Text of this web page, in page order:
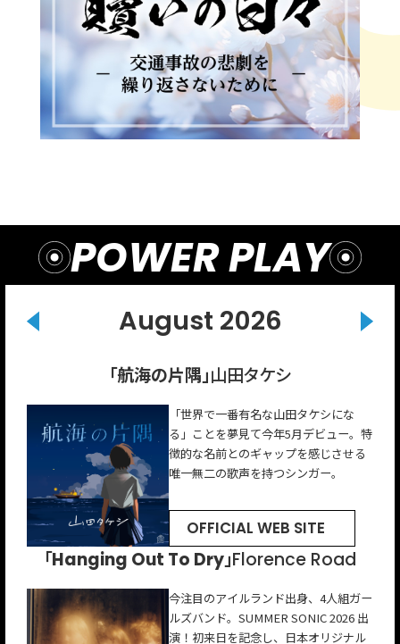
POWER PLAY
August 2026
「航海の片隅」山田タケシ
「世界で一番有名な山田タケシにな
る」ことを夢見て今年5月デビュー。特
徴的な名前とのギャップを感じさせる
唯一無二の歌声を持つシンガー。
OFFICIAL WEB SITE
「Hanging Out To Dry」Florence Road
今注目のアイルランド出身、4人組ガー
ルズバンド。SUMMER SONIC 2026 出
演！初来日を記念し、日本オリジナル
「新女神」名誉伝説
Vo.こたにの儚くも温かい唯⼀無⼆の歌
声と、Gt.けっさくが⼿がけるポップで
コミカルなライフミュージックが、圧
倒的中毒性を⽣む。
OFFICIAL WEB SITE
「break up season」Yorke
オーストラリア出身のオルタナティ
ブ・ポップ・アーティスト。
日本でも注目を集めていて、indigo la
「Toi toi toi！」インナージャーニー
2人組ロックバンド。メジャーデビュー
シングルの曲名「Toi toi toi」はうまく
いくよ！というドイツ語のおまじない
の言葉。
OFFICIAL WEB SITE
「マクラメ フィーチャリング メイ･シモネス」
アロンは、米国ノースカロライナ州出
「Pressure Dynamite」パーカーズ
ストレートな歌詞とどこか懐かしい口
ずさんでしまうメロディが持ち味のロ
ックバンド。体現している“POPS”の
厚みがさらに増した楽曲。
OFFICIAL WEB SITE
「ディナー・パーティー」ナイル・ホーラン
ワン・ダイレクションのメンバーで、
現在はソロとして活動。本作はシネマ
ティックでありながらオーガニックな
「ゼロカラ」gb
gb（ジービー）は、ソウルミュージッ
ク界のレジェンドKool &The Gang の
オリジナルメンバー ジョージ・ブラウ
ンを父に持つシンガーソングライタ
ー。
OFFICIAL WEB SITE
「Good At Lying（ft. Langhorne Slim）」
ジレット・ジョンソン
アメリカナッシュビルを拠点に活動す